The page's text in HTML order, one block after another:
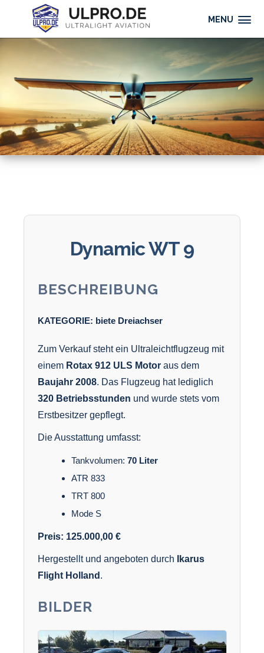
MENU
Dynamic WT 9
BESCHREIBUNG
KATEGORIE: biete Dreiachser
Zum Verkauf steht ein Ultraleichtflugzeug mit
einem Rotax 912 ULS Motoraus dem
Baujahr 2008. Das Flugzeug hat lediglich
320 Betriebsstunden und wurde stets vom
Erstbesitzer gepflegt.
Die Ausstattung umfasst:
Tankvolumen: 70 Liter
ATR 833
TRT 800
Mode S
Preis: 125.000,00 €
Hergestellt und angeboten durch
Ikarus
Flight Holland .
BILDER